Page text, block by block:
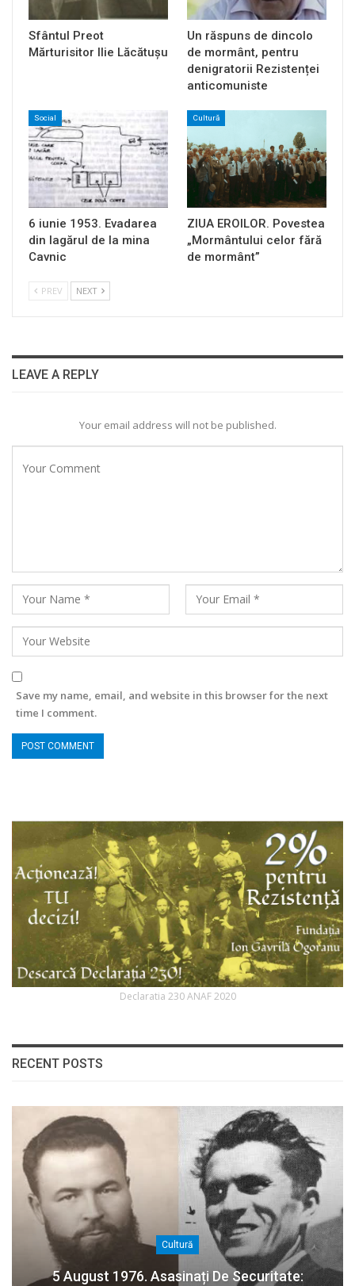
Sfântul Preot
Mărturisitor Ilie Lăcătușu
Un răspuns de dincolo
de mormânt, pentru
denigratorii Rezistenței
anticomuniste
Social
6 iunie 1953. Evadarea
din lagărul de la mina
Cavnic
Cultură
ZIUA EROILOR. Povestea
„Mormântului celor fără
de mormânt”
PREV NEXT
LEAVE A REPLY
Your email address will not be published.
Save my name, email, and website in this browser for the next
time I comment.
Declaratia 230 ANAF 2020
RECENT POSTS
Cultură
5 August 1976. Asasinați De Securitate: